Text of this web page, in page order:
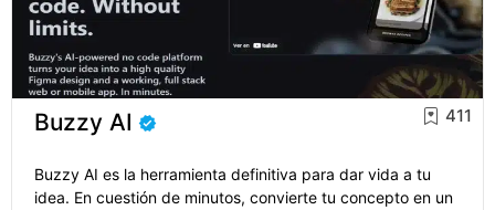
Buzzy AI 411
Buzzy AI es la herramienta definitiva para dar vida a tu
idea. En cuestión de minutos, convierte tu concepto en un